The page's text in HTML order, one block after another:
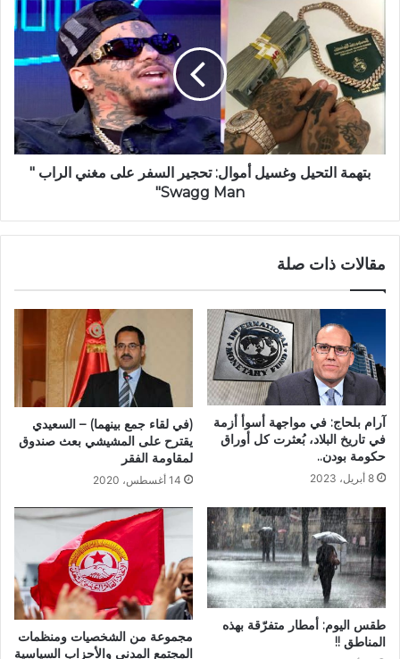
بتهمة التحيل وغسيل أموال: تحجير السفر على مغني الراب "
Swagg Man"
مقالات ذات صلة
آرام بلحاج: في مواجهة أسوأ أزمة
في تاريخ البلاد، بُعثرت كل أوراق
حكومة بودن..
8 أبريل، 2023
(في لقاء جمع بينهما) – السعيدي
يقترح على المشيشي بعث صندوق
لمقاومة الفقر
14 أغسطس، 2020
طقس اليوم: أمطار متفرّقة بهذه
المناطق !!
مجموعة من الشخصيات ومنظمات
المجتمع المدني والأحزاب السياسية